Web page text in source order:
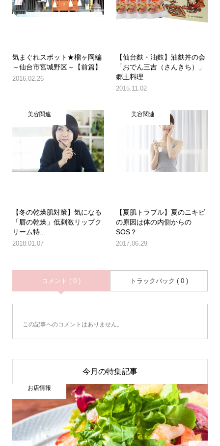
気まぐれスポット★榴ヶ岡編
～仙台市宮城野区～【前篇】
2016.02.26
【仙台麩・油麩】油麩丼の会
「おでん三吉（さんきち）」
郷土料理...
2015.11.02
美容関連
【冬の乾燥肌対策】気になる
「唇の乾燥」低刺激リップク
リーム特...
2018.01.07
美容関連
【夏肌トラブル】夏のニキビ
の原因は体の内側からの
SOS？
2017.06.29
コメント ( 0 ) トラックバック ( 0 )
この記事へのコメントはありません。
今月の特集記事
お店情報